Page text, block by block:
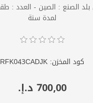
لمدة سنة
كود المخزن: RFK043CADJK
700٫00 د.إ.‏